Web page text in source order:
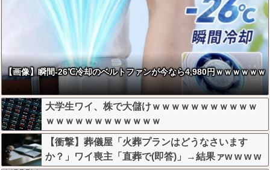
【画像】瞬間-26℃冷却のベルトファンが今なら4,980円ｗｗｗｗｗｗ
大学生ワイ、株で大儲けｗｗｗｗｗｗｗｗｗｗｗ
ｗｗｗｗｗｗｗｗｗｗｗｗ
【衝撃】葬儀屋「火葬プランはどうなさいます
か？」ワイ喪主「直葬で(即答)」→結果ァw w w w